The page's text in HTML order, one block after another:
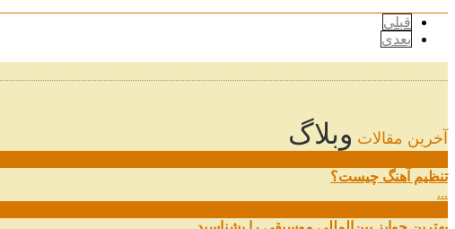
قبلی
بعدی
آخرین مقالات وبلاگ
تنظیم آهنگ چیست؟
...